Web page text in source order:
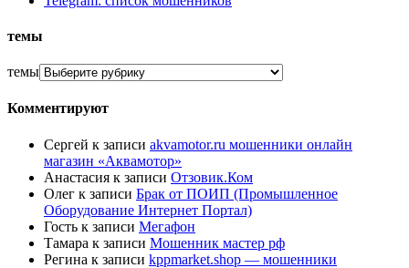
темы
темы
Комментируют
Сергей к записи akvamotor.ru мошенники онлайн
магазин «Аквамотор»
Анастасия к записи Отзовик.Ком
Олег к записи Брак от ПОИП (Промышленное
Оборудование Интернет Портал)
Гость к записи Мегафон
Тамара к записи Мошенник мастер рф
Регина к записи kppmarket.shop — мошенники